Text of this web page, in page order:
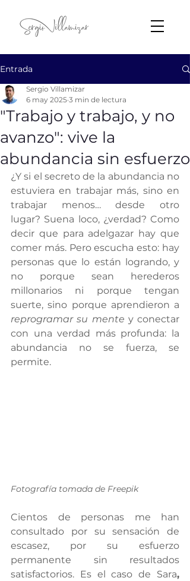
Entrada
"Trabajo y trabajo, y no
avanzo": vive la
abundancia sin esfuerzo
Sergio Villamizar
6 may 2025 3 min de lectura
¿Y si el secreto de la abundancia no
estuviera en trabajar más, sino en
trabajar menos… desde otro
lugar? Suena loco, ¿verdad? Como
decir que para adelgazar hay que
comer más. Pero escucha esto: hay
personas que lo están logrando, y
no porque sean herederos
millonarios ni porque tengan
reprogramar su mente y conectar
con una verdad más profunda: la
abundancia no se fuerza, se
permite.
Fotografía tomada de Freepik
Cientos de personas me han
consultado por su sensación de
escasez, por su esfuerzo
permanente sin resultados
satisfactorios. Es el caso de Sara,